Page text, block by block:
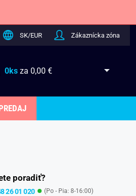
SK/EUR Zákaznícka zóna
0ksza 0,00 €
poradiť?
26 01 020 (Po - Pia: 8-16:00)